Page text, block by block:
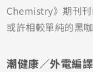
Chemistry》期刊刊
或許相較單純的黑
潮健康／外電編譯